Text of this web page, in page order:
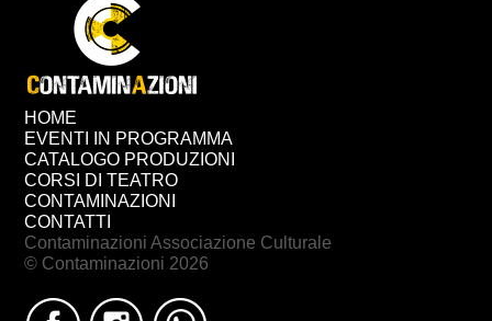
HOME
EVENTI IN PROGRAMMA
CATALOGO PRODUZIONI
CORSI DI TEATRO
CONTAMINAZIONI
CONTATTI
Contaminazioni Associazione Culturale
© Contaminazioni 2026